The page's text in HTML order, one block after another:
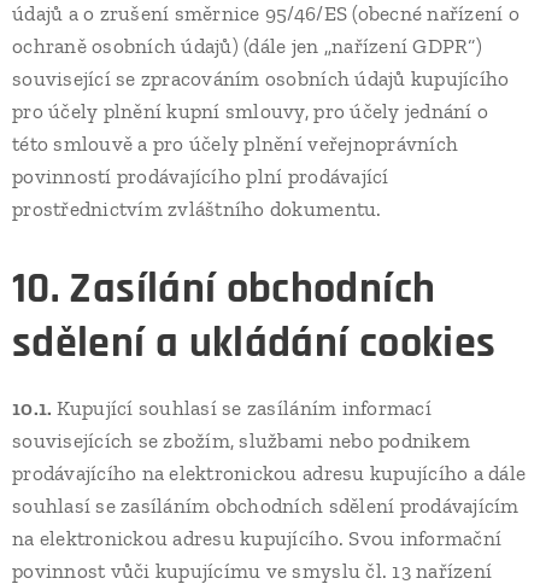
údajů a o zrušení směrnice 95/46/ES (obecné nařízení o
ochraně osobních údajů) (dále jen „nařízení GDPR“)
související se zpracováním osobních údajů kupujícího
pro účely plnění kupní smlouvy, pro účely jednání o
této smlouvě a pro účely plnění veřejnoprávních
povinností prodávajícího plní prodávající
prostřednictvím zvláštního dokumentu.
10. Zasílání obchodních
sdělení a ukládání cookies
10.1. Kupující souhlasí se zasíláním informací
souvisejících se zbožím, službami nebo podnikem
prodávajícího na elektronickou adresu kupujícího a dále
souhlasí se zasíláním obchodních sdělení prodávajícím
na elektronickou adresu kupujícího. Svou informační
povinnost vůči kupujícímu ve smyslu čl. 13 nařízení